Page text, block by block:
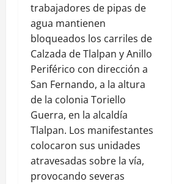
trabajadores de pipas de
agua mantienen
bloqueados los carriles de
Calzada de Tlalpan y Anillo
Periférico con dirección a
San Fernando, a la altura
de la colonia Toriello
Guerra, en la alcaldía
Tlalpan. Los manifestantes
colocaron sus unidades
atravesadas sobre la vía,
provocando severas